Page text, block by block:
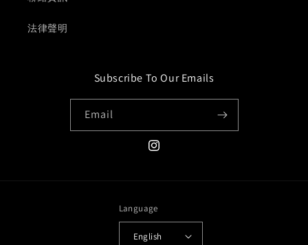
法律聲明
Subscribe To Our Emails
Email
Instagram
Language
English